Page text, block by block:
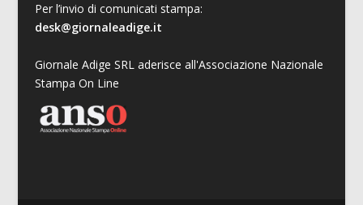
Per l’invio di comunicati stampa:
desk@giornaleadige.it
Giornale Adige SRL aderisce all'Associazione Nazionale
Stampa On Line